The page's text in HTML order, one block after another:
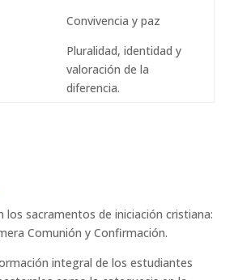
Convivencia y paz
Pluralidad, identidad y
valoración de la
diferencia.
los sacramentos de iniciación cristiana:
Comunión y Confirmación.
integral de los estudiantes